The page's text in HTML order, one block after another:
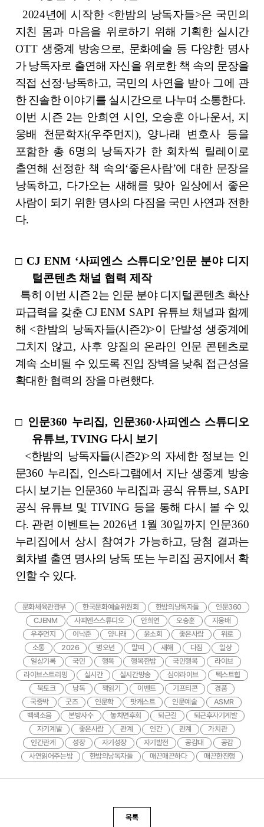
2024년에 시작한 <한밤의 낭독자들>은 국민의
지친 몸과 마음을 위로하기
위해 기획한 실시간
OTT생중계 방송으로, 문화예술 등 다양한 명사
가 낭독자로 출연해 자신을 위로한 책 속의 문장을
직접 선정·낭독하고, 국민의 사연을 받아 그에 관
한 진솔한 이야기를 실시간으로 나누며 소통한다.
이번 시즌 2는 안희연 시인, 오승훈 아나운서, 지
웅배 천문학자(우주먼지), 양나래 변호사 등을
포함한 총 6명의 낭독자가 한 회차씩 릴레이로
출연해 선정한 책 속의 ‘좋은사람’에 대한 문장을
낭독하고, 다가오는 새해를 맞아 일상에서 좋은
사람이 되기 위한 명사의 다짐을 국민 사연과 전한
다.
□ CJ ENM ‘사피엔스 스튜디오’인문 분야 디지
털콘텐츠 채널 협력 제작
특히 이번 시즌 2는 인문 분야 디지털콘텐츠 확산
파급력을 갖춘 CJ ENM SAPI 유튜브 채널과 함께
해 <한밤의 낭독자들(시즌2)>이 단발성 생중계에
그치지 않고, 사후 양질의 온라인 인문 콘텐츠로
계속 소비될 수 있도록 진입 장벽을 낮춰 접근성을
확대한 협력의 장을 마련했다.
□ 인문360 누리집, 인문360·사피엔스 스튜디오
유튜브, TVING 다시 보기
<한밤의 낭독자들(시즌2)>의 자세한 정보는 인
문360 누리집, 인스타그램에서 지난 생중계 방송
다시 보기는 인문360 누리집과 공식 유튜브, SAPI
공식 유튜브 및 TIVING 등을 통해 다시 볼 수 있
다. 관련 이벤 트는 2026년 1 월 30일까지 인문360
누리집에서 상시 참여가 가능하고, 당첨 결과는
회차별 출연 명사의 낭독 또는 누리집 공지에서 확
인할 수 있다.
문화체육관광부 한국문화예술위원회 한밤의낭독자들
인문360
CJENM
사피엔스스튜디오 안희연 오승훈
지웅배
우주먼지
이낙준 양나래 윤소희 좋은사람
위로
소통
2026 병오년 말띠 새해 다짐
일상
일상기록
국민 행복 행복한밤 국민행복
라이브
라이브스트리밍
실시간 실시간방송 심야라이브
텍스트힙
북토크
낭독 책읽기 이벤트 기프티콘
경품
국중박
굿즈 인문학 팟캐스트 인문예술
ASMR
백색소음
본방사수 놓치면후회 퇴근길
퇴근후자기계발
자기계발
좋은사람 관계 인간 관계
가치관
인간관계
성장 자기성장 자기발전 공감대
공감
사연읽어주는밤
한밤의낭독자들 매끈매끈하다 매끈한진행
목록